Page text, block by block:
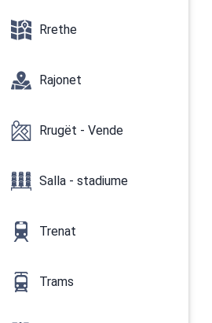
Rrethe
Rajonet
Rrugët - Vende
Salla - stadiume
Trenat
Trams